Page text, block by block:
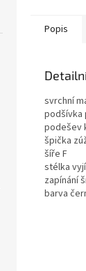
Popis
svrchní
podšívka
podešev
špička
šíře F
stélka
zapínání
barva